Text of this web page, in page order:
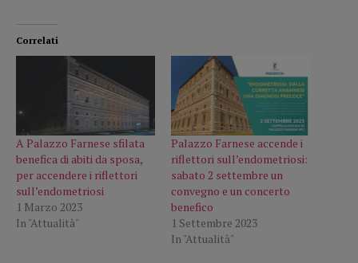
Correlati
A Palazzo Farnese sfilata
benefica di abiti da sposa,
per accendere i riflettori
sull’endometriosi
1 Marzo 2023
In "Attualità"
Palazzo Farnese accende i
riflettori sull’endometriosi:
sabato 2 settembre un
convegno e un concerto
benefico
1 Settembre 2023
In "Attualità"